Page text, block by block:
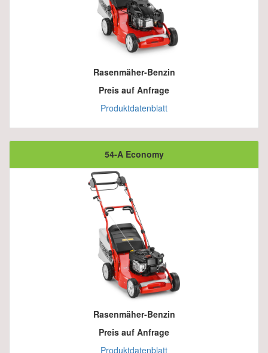
Rasenmäher-Benzin
Preis auf Anfrage
Produktdatenblatt
54-A Economy
Rasenmäher-Benzin
Preis auf Anfrage
Produktdatenblatt